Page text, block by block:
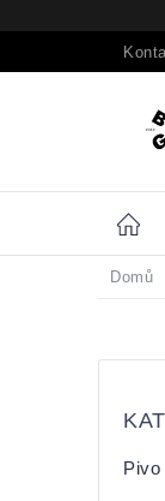
na
Home
Domů
Pivo